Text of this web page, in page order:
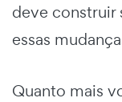
deve construir
essas
Quanto mais